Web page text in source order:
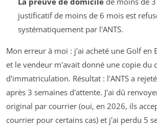
justificatif de moins de 6 mois est
systématiquement par l'ANTS.
Mon erreur à moi : j'ai acheté une Golf en
et le vendeur m'avait donné une copie du
d'immatriculation. Résultat : l'ANTS a
après 3 semaines d'attente. J'ai dû
original par courrier (oui, en 2026, ils
courrier pour certains cas) et j'ai perdu 5